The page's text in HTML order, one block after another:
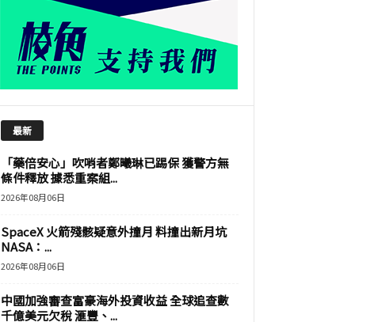
最新
「藥倍安心」吹哨者鄭曦琳已踢保 獲警方無
條件釋放 據悉重案組...
2026年08月06日
SpaceX 火箭殘骸疑意外撞月 料撞出新月坑
NASA：...
2026年08月06日
中國加強審查富豪海外投資收益 全球追查數
千億美元欠稅 滙豐、...